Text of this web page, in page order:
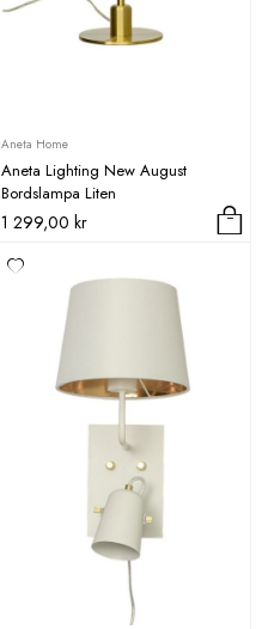
Aneta Home
Aneta Lighting New August
Bordslampa Liten
1 299,00 kr